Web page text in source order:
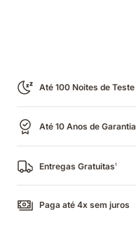
Até 100 Noites de Teste
Até 10 Anos de Garantia
Entregas Gratuitas1
Paga até 4x sem juros